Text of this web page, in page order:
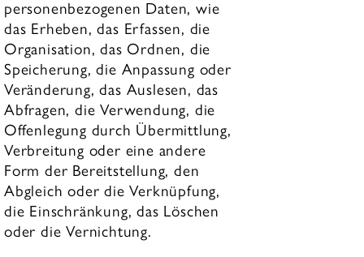
personenbezogenen Daten, wie
das Erheben, das Erfassen, die
Organisation, das Ordnen, die
Speicherung, die Anpassung oder
Veränderung, das Auslesen, das
Abfragen, die Verwendung, die
Offenlegung durch Übermittlung,
Verbreitung oder eine andere
Form der Bereitstellung, den
Abgleich oder die Verknüpfung,
die Einschränkung, das Löschen
oder die Vernichtung.